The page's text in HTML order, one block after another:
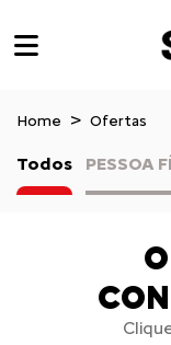
Home Ofertas
Todos PESSOA